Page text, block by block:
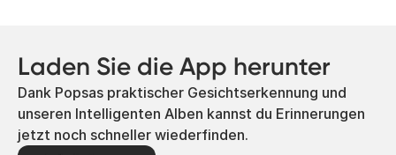
Laden Sie die App herunter
Dank Popsas praktischer Gesichtserkennung und
unseren Intelligenten Alben kannst du Erinnerungen
jetzt noch schneller wiederfinden.